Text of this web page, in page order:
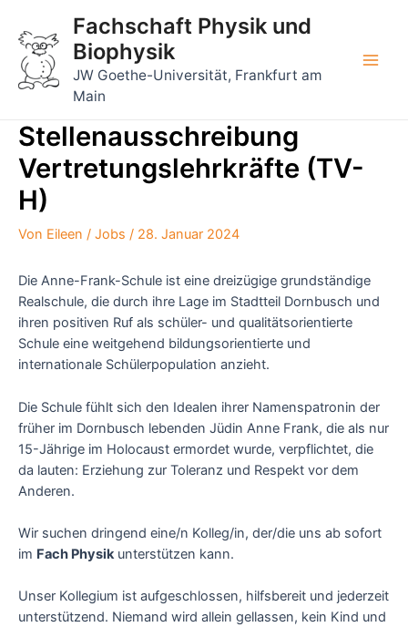
Inhalt
springen
Fachschaft Physik und
Biophysik
JW Goethe-Universität, Frankfurt am
Main
Stellenausschreibung
Vertretungslehrkräfte (TV-
H)
Von Eileen / Jobs / 28. Januar 2024
Die Anne-Frank-Schule ist eine dreizügige grundständige
Realschule, die durch ihre Lage im Stadtteil Dornbusch und
ihren positiven Ruf als schüler- und qualitätsorientierte
Schule eine weitgehend bildungsorientierte und
internationale Schülerpopulation anzieht.
Die Schule fühlt sich den Idealen ihrer Namenspatronin der
früher im Dornbusch lebenden Jüdin Anne Frank, die als nur
15-Jährige im Holocaust ermordet wurde, verpflichtet, die
da lauten: Erziehung zur Toleranz und Respekt vor dem
Anderen.
Wir suchen dringend eine/n Kolleg/in, der/die uns ab sofort
im Fach Physikunterstützen kann.
Unser Kollegium ist aufgeschlossen, hilfsbereit und jederzeit
unterstützend. Niemand wird allein gellassen, kein Kind und